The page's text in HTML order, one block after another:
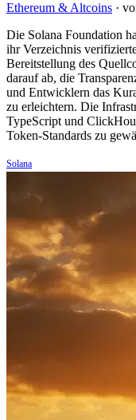
Ethereum & Altcoins ·
Die Solana Foundation
ihr Verzeichnis
Bereitstellung des
darauf ab, die
und Entwicklern das
zu erleichtern. Die
TypeScript und
Token-Standards zu
Solana